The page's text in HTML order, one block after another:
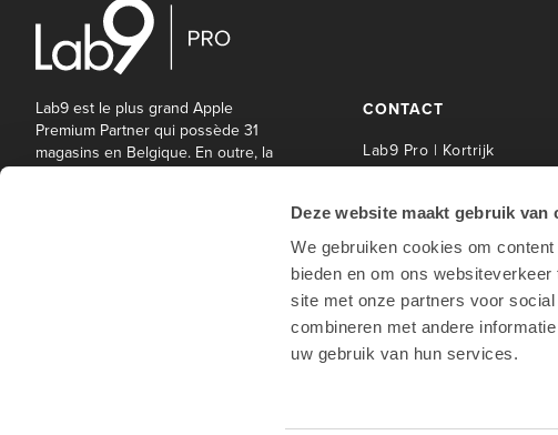
Deze website maakt gebruik van
We gebruiken cookies om
bieden en om ons
site met onze partners voor
combineren met andere
uw gebruik van hun services.
Lab9 est le plus grand Apple
Premium Partner qui possède 31
magasins en Belgique. En outre, la
CONTACT
Lab9 Pro | Kortrijk
| Kortrijk
Lab9 Pro | Antwerpen
Lab9 Pro | Waterloo
Lab9 magasins